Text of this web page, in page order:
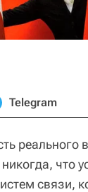
Telegram
реального
что
связи,